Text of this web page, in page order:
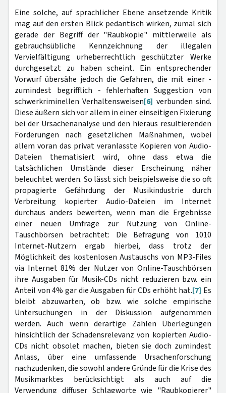
Eine solche, auf sprachlicher Ebene ansetzende Kritik
mag auf den ersten Blick pedantisch wirken, zumal sich
gerade der Begriff der "Raubkopie" mittlerweile als
gebrauchsübliche Kennzeichnung der illegalen
Vervielfältigung urheberrechtlich geschützter Werke
durchgesetzt zu haben scheint. Ein entsprechender
Vorwurf übersähe jedoch die Gefahren, die mit einer -
zumindest begrifflich - fehlerhaften Suggestion von
schwerkriminellen Verhaltensweisen[6] verbunden sind.
Diese äußern sich vor allem in einer einseitigen Fixierung
bei der Ursachenanalyse und den hieraus resultierenden
Forderungen nach gesetzlichen Maßnahmen, wobei
allem voran das privat veranlasste Kopieren von Audio-
Dateien thematisiert wird, ohne dass etwa die
tatsächlichen Umstände dieser Erscheinung näher
beleuchtet werden. So lässt sich beispielsweise die so oft
propagierte Gefährdung der Musikindustrie durch
Verbreitung kopierter Audio-Dateien im Internet
durchaus anders bewerten, wenn man die Ergebnisse
einer neuen Umfrage zur Nutzung von Online-
Tauschbörsen betrachtet: Die Befragung von 1010
Internet-Nutzern ergab hierbei, dass trotz der
Möglichkeit des kostenlosen Austauschs von MP3-Files
via Internet 81% der Nutzer von Online-Tauschbörsen
ihre Ausgaben für Musik-CDs nicht reduzieren bzw. ein
Anteil von 4% gar die Ausgaben für CDs erhöht hat.[7] Es
bleibt abzuwarten, ob bzw. wie solche empirische
Untersuchungen in der Diskussion aufgenommen
werden. Auch wenn derartige Zahlen Überlegungen
hinsichtlich der Schadensrelevanz von kopierten Audio-
CDs nicht obsolet machen, bieten sie doch zumindest
Anlass, über eine umfassende Ursachenforschung
nachzudenken, die sowohl andere Gründe für die Krise des
Musikmarktes berücksichtigt als auch auf die
Verwendung diffuser Schlagworte wie "Raubkopierer"